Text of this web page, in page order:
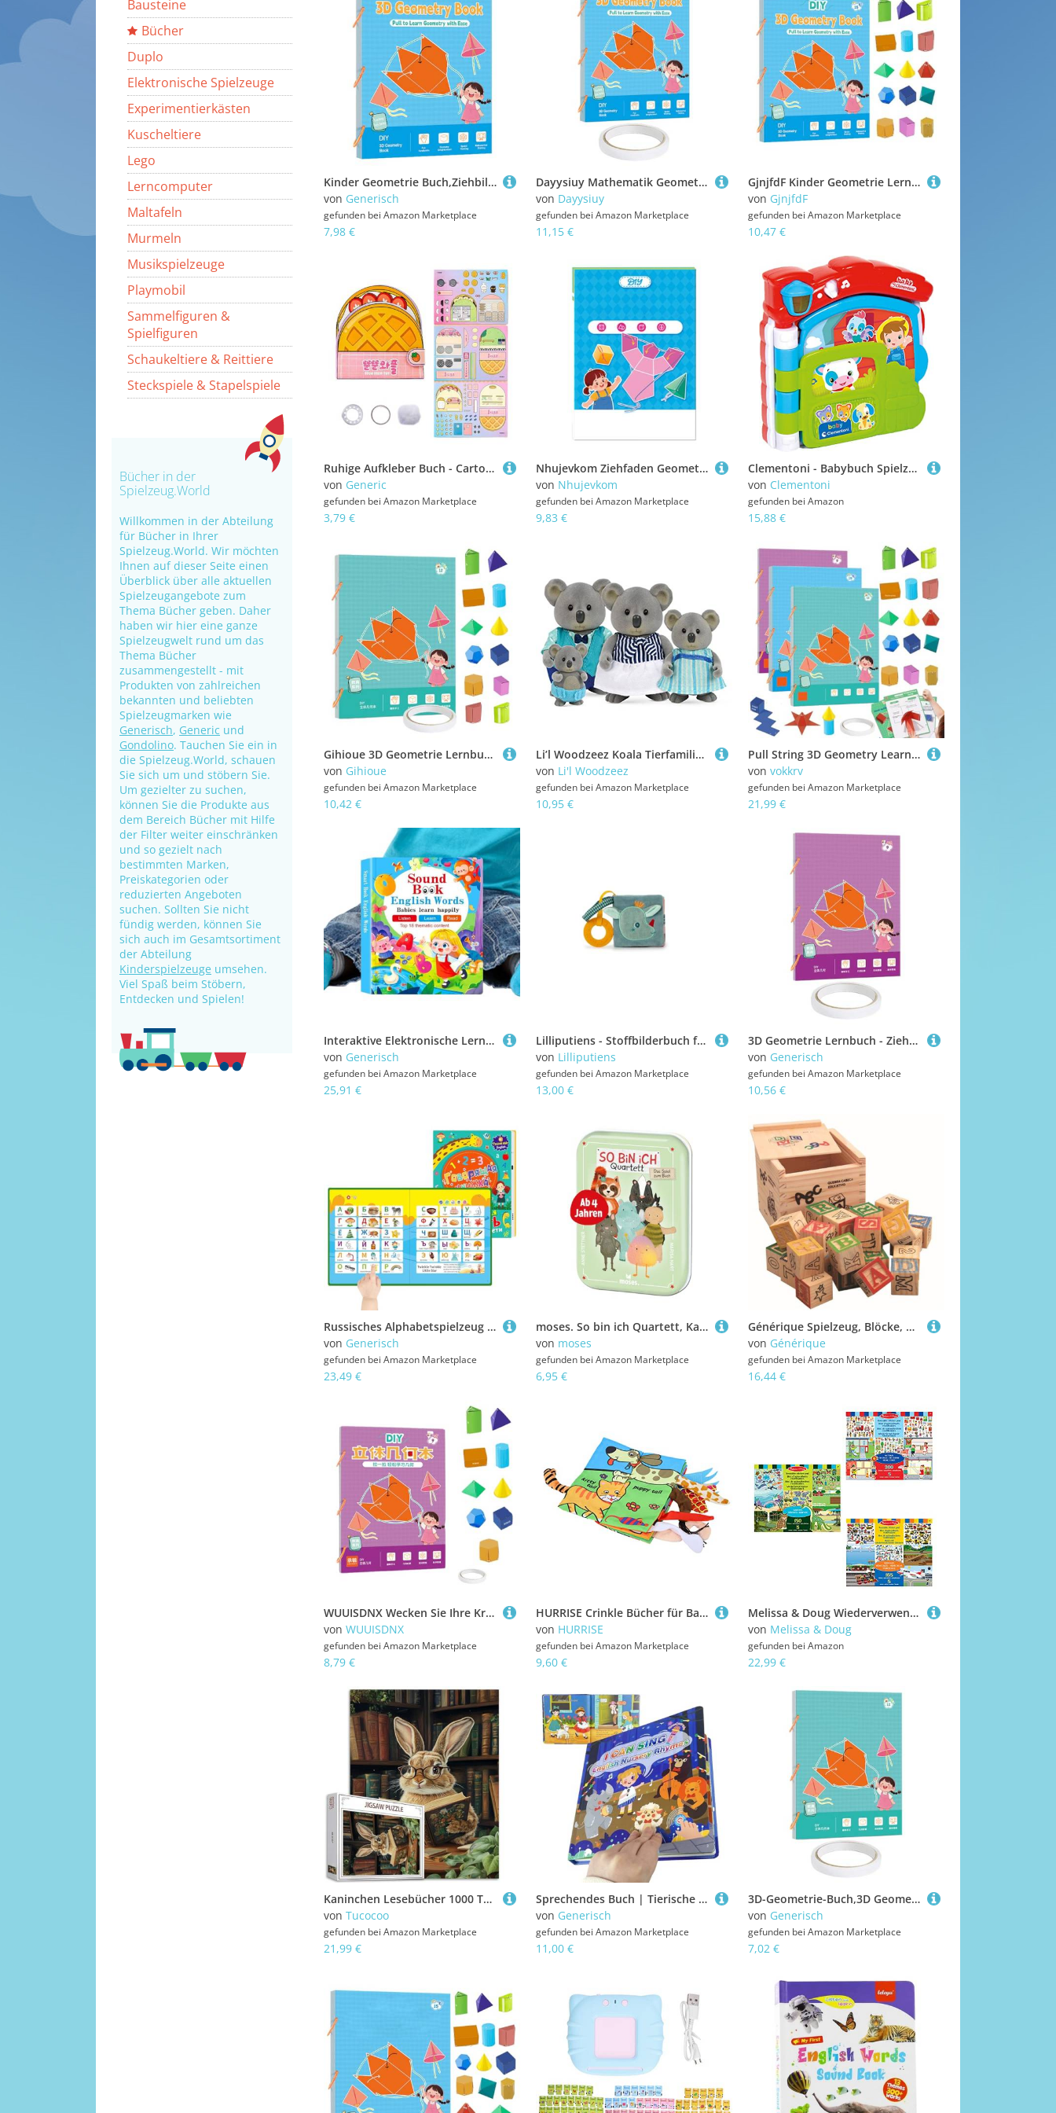
Bausteine
Bücher
Duplo
Elektronische Spielzeuge
Experimentierkästen
Kuscheltiere
Lego
Lerncomputer
Maltafeln
Murmeln
Musikspielzeuge
Playmobil
Sammelfiguren &
Spielfiguren
Schaukeltiere & Reittiere
Steckspiele & Stapelspiele
Bücher in der
Spielzeug.World
Willkommen in der Abteilung
für Bücher in Ihrer
Spielzeug.World. Wir möchten
Ihnen auf dieser Seite einen
Überblick über alle aktuellen
Spielzeugangebote zum
Thema Bücher geben. Daher
haben wir hier eine ganze
Spielzeugwelt rund um das
Thema Bücher
zusammengestellt - mit
Produkten von zahlreichen
bekannten und beliebten
Spielzeugmarken wie
Generisch, Generic und
Gondolino. Tauchen Sie ein in
die Spielzeug.World, schauen
Sie sich um und stöbern Sie.
Um gezielter zu suchen,
können Sie die Produkte aus
dem Bereich Bücher mit Hilfe
der Filter weiter einschränken
und so gezielt nach
bestimmten Marken,
Preiskategorien oder
reduzierten Angeboten
suchen. Sollten Sie nicht
fündig werden, können Sie
sich auch im Gesamtsortiment
der Abteilung
Kinderspielzeuge umsehen.
Viel Spaß beim Stöbern,
Entdecken und Spielen!
Kinder Geometrie Buch,Ziehbild Geometrie Lernbuch Für Kinder - Mathematik Lehrbuch Zur Verbesserung des Räumlichen Vorstellungsvermögens Für 5-12 Jahre
von Generisch
gefunden bei Amazon Marketplace
7,98 €
Dayysiuy Mathematik Geometrie Buch - Ziehband 3D-Geometrie-Lernbuch,Pädagogisches Spielzeug Räumliches Denken Für Kinder Klassenraum Anfänger Reise & Gruppenlernen Homeschool
von Dayysiuy
gefunden bei Amazon Marketplace
11,15 €
GjnjfdF Kinder Geometrie Lernbuch - Ziehband 3D Geometrie Lernhilfe | Lehrspiel Für Volumen Und Flächenformeln Reisen Kindergarten
von GjnjfdF
gefunden bei Amazon Marketplace
10,47 €
Ruhige Aufkleber Buch - Cartoon -Aktivitätsspielzeug, Interaktive Lernaufkleber | Pädagogisches Praktisches Spielbuch Für jungan, Mädchen, Bildungsbuch Für Frühe Bildung, Klassenzimmerspiele, Schlafz
von Generic
gefunden bei Amazon Marketplace
3,79 €
Nhujevkom Ziehfaden Geometriebuch | Geometrie Lernbuch Als Spielzeug - Mit 12 Modellen Fördert Spielerisches Entdecken Für Spielzimmer Bibliothek Hausunterricht Lehrer-Ressourcen Mathematik-Zentrum
von Nhujevkom
gefunden bei Amazon Marketplace
9,83 €
Clementoni - Babybuch Spielzeug, Tiergeräusche
von Clementoni
gefunden bei Amazon
15,88 €
Gihioue 3D Geometrie Lernbuch | Ziehfaden 3D Geometrische Formen Spielzeug Mathebuch - Interaktives Spielzeug Für Vorschule Kindergarten Schüler Anfänger Hauslehrer
von Gihioue
gefunden bei Amazon Marketplace
10,42 €
Li’l Woodzeez Koala Tierfamilie Canberra – 4 weiche Tierfiguren mit Bilderbuch auf Englisch – Spielzeug Tiere Set (5 Teile) Spielzeug für Kinder ab 3 Jahren
von Li'l Woodzeez
gefunden bei Amazon Marketplace
10,95 €
Pull String 3D Geometry Learning Book, Pull String 3D Geometrie Lernbuch, Boutiquefortun 3D Spielzeug mit 9/12/15 Feststoffe, Lehren Volumen & Oberfläche Formeln, Geometrie für Anfänger (3 Set)
von vokkrv
gefunden bei Amazon Marketplace
21,99 €
Interaktive Elektronische Lernbücher für Kinder,Lernspielzeug Interaktive Bücher - Sprechende Lernspiele Für Kinder Sprachentwicklung
von Generisch
gefunden bei Amazon Marketplace
25,91 €
Lilliputiens - Stoffbilderbuch für Babys Joe der Drache - Interaktives Buch mit Beißring und sensorischen Aktivitäten - Erstes Buch zur Förderung von Babys ab 6 Monaten - 83496
von Lilliputiens
gefunden bei Amazon Marketplace
13,00 €
3D Geometrie Lernbuch - Ziehfaden 3D Geometrische Formen Spielzeug Mathebuch - Pädagogisches Spielzeug Räumliches Denken Für Kinder Klassenraum Anfänger Reise & Gruppenlernen Homeschool
von Generisch
gefunden bei Amazon Marketplace
10,56 €
Russisches Alphabetspielzeug - Interaktives Talking Book | Bildungslerngerät für Kinder 3-8 | Sprachentwicklung, Vorschulstudienhilfe, Reisetätigkeit in Homeschool, russische Briefe und Zahlen
von Generisch
gefunden bei Amazon Marketplace
23,49 €
moses. So bin ich Quartett, Kartenspiel zum Kinderbuch von Marisa Hart, Zeitloses Kinderspiel für die ganze Familie, Quartettspiel für Kinder ab 4 Jahren, Yellow
von moses
gefunden bei Amazon Marketplace
6,95 €
Générique Spielzeug, Blöcke, Holz, mit Buchstaben und Zahlen, für Unterricht, Vorschule, Lernblöcke, früh und sicher, Aktivität, pädagogisch, für die Entwicklung, Motorik, nützlich, in
von Générique
gefunden bei Amazon Marketplace
16,44 €
WUUISDNX Wecken Sie Ihre Kreativität mit dem interaktiven 3D Geometrie Lernbuch mit Zugschnur. 3D Geometrie Lernbuch aus Papier, 9 Bilder
von WUUISDNX
gefunden bei Amazon Marketplace
8,79 €
HURRISE Crinkle Bücher für Babys, Waschbare Softtücher Bücher Badbücher Unzerstörbarer Babybuch Sensorisches Spielzeug Frühschullernspielzeug für Neugeborene Babys Säuglinge Kleinkinder (Welpen
von HURRISE
gefunden bei Amazon Marketplace
9,60 €
Melissa & Doug Wiederverwendbares Stickerbuch Bündel Lebensräume Fahrzeuge Meine Stadt | Reiseaktivitäten für Kleinkinder | Wiederverwendbare Sticker ideal für unterwegs |Kinderbücher Alter 3-4 Jahre
von Melissa & Doug
gefunden bei Amazon
22,99 €
Kaninchen Lesebücher 1000 Teile Jigsaw Puzzle Erwachsene Tier mit Brille Retro Bibliothek Jigsaw Puzzle schwer schwierig herausfordernd Familienaktivität Spielabende Handarbeit Puzzles Decor Geschenke
von Tucocoo
gefunden bei Amazon Marketplace
21,99 €
Sprechendes Buch | Tierische Englische Wörter Soundbücher mit 15 Liedern | Lernspielzeug Für Und Mädchen, Sprachförderung, Sensorische Stimulation, Zuhause, Vorschule, Schule,
von Generisch
gefunden bei Amazon Marketplace
11,00 €
3D-Geometrie-Buch,3D Geometrie Lernbuch Mit 9/12/15 Körpern | Pädagogisches Spielzeug Räumliches Denken Für Kinder Klassenraum Anfänger Reise & Gruppenlernen Homeschool
von Generisch
gefunden bei Amazon Marketplace
7,02 €